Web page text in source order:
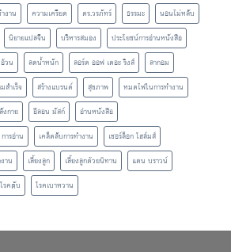
งาน ความเครียด ดร.วรภัทร์ ธรรมะ
นอนไม่หลับ
นิยายแปลจีน บริหารสมอง
ประโยชน์การอ่านหนังสือ
วน ลดน้ำหนัก ลอร์ด ออฟ เดอะ ริงส์
ลากอม
สำเร็จ สร้างแบรนด์ สุขภาพ
หมดไฟในการทำงาน
งกาย อีลอน มัสก์
อ่านหนังสือ
ารอ่าน
เคล็ดลับการทำงาน
เชอร์ล็อก โฮล์มส์
าน เลี้ยงลูก เลี้ยงลูกด้วยนิทาน
แดน บราวน์
โรคตับ โรคเบาหวาน